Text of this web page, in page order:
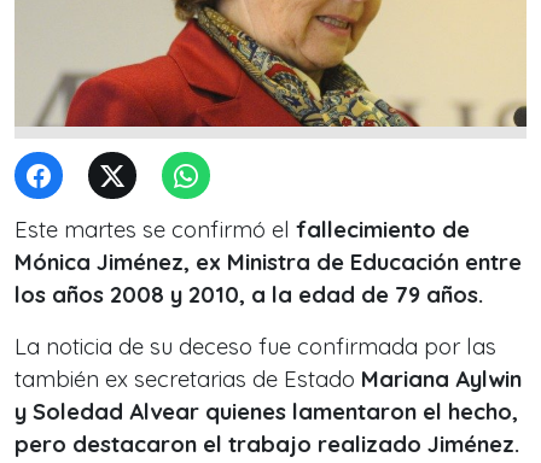
Este martes se confirmó el fallecimiento de
Mónica Jiménez, ex Ministra de Educación entre
los años 2008 y 2010, a la edad de 79 años.
La noticia de su deceso fue confirmada por las
también ex secretarias de Estado Mariana Aylwin
y Soledad Alvear quienes lamentaron el hecho,
pero destacaron el trabajo realizado Jiménez.